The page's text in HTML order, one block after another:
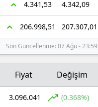
4.341,53 4.342,09
206.998,51 207.307,01
Son Güncellenme: 07 Ağu - 23:59
Fiyat Değişim
3.096.041 (0.368%)